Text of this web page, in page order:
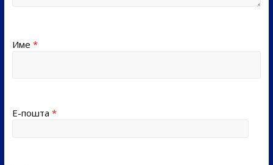
Име *
Е-пошта *